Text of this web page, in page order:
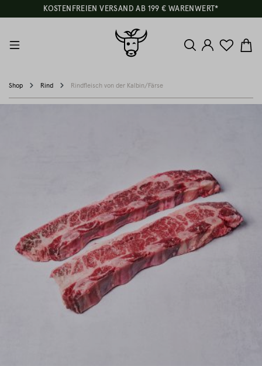
KOSTENFREIEN VERSAND AB 199 € WARENWERT*
Shop Rind Rindfleisch von der Kalbin/Färse